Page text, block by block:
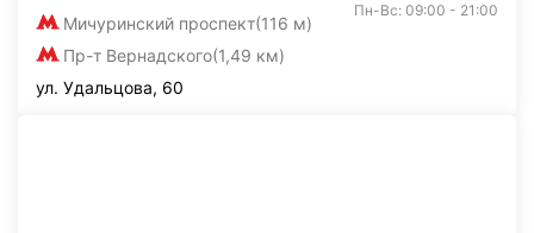
Мичуринский проспект(116 м)
Пр-т Вернадского(1,49 км)
Пн-Вс: 09:00 - 21:00
ул. Удальцова, 60